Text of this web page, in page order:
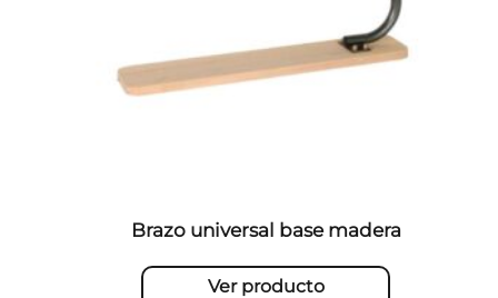
Brazo universal base madera
Ver producto